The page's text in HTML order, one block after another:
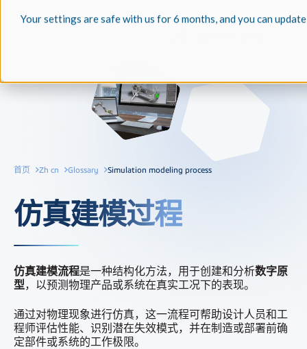
Your settings are safe with us for 6 months, and you can
首页 Zh cn Glossary Simulation modeling process
仿真建模过程
仿真建模流程是一种结构化方法，用于创建和分析数字原
型，以预测物理产品或系统在真实工况下的表现。
通过对物理现象进行仿真，这一流程可帮助设计人员和工
程师评估性能、识别潜在失效模式，并在制造或部署前确
定部件或系统的工作极限。